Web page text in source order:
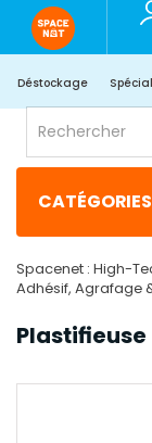
Déstockage
CATÉGORIES
Spacenet : High-
Adhésif, Agrafage
Plastifieuse